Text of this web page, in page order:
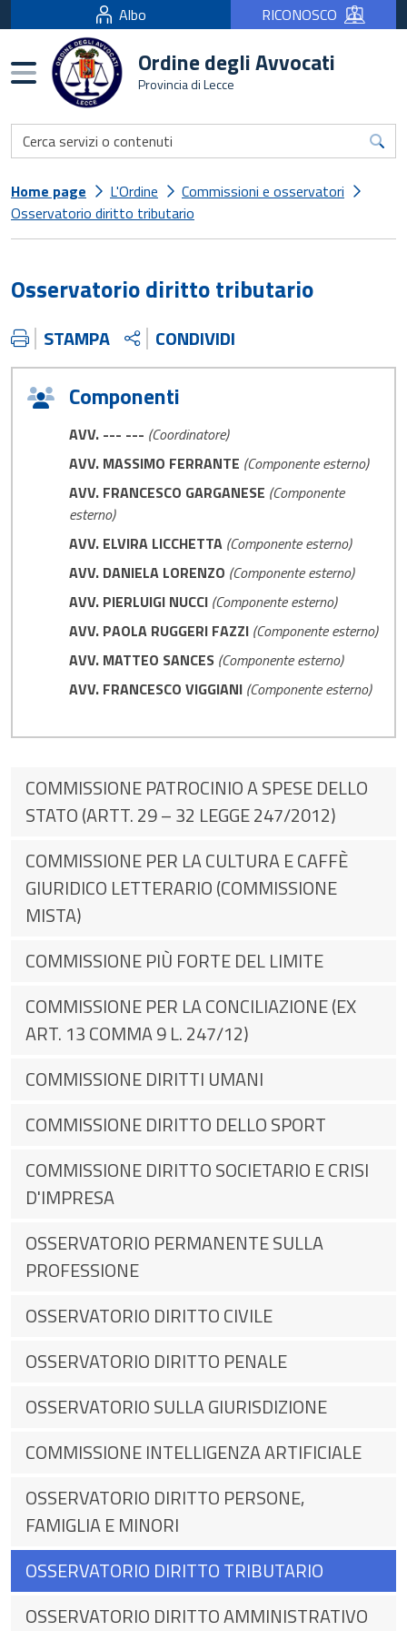
Albo RICONOSCO
Burger menu Ordine degli Avvocati
Provincia di Lecce
Home page L'Ordine
Commissioni e osservatori
Osservatorio diritto tributario
Osservatorio diritto tributario
STAMPA CONDIVIDI
Componenti
AVV. --- --- (Coordinatore)
AVV. MASSIMO FERRANTE (Componente esterno)
AVV. FRANCESCO GARGANESE (Componente
esterno)
AVV. ELVIRA LICCHETTA (Componente esterno)
AVV. DANIELA LORENZO (Componente esterno)
AVV. PIERLUIGI NUCCI (Componente esterno)
AVV. PAOLA RUGGERI FAZZI (Componente esterno)
AVV. MATTEO SANCES (Componente esterno)
AVV. FRANCESCO VIGGIANI (Componente esterno)
COMMISSIONE PATROCINIO A SPESE DELLO
STATO (ARTT. 29 – 32 LEGGE 247/2012)
COMMISSIONE PER LA CULTURA E CAFFÈ
GIURIDICO LETTERARIO (COMMISSIONE
MISTA)
COMMISSIONE PIÙ FORTE DEL LIMITE
COMMISSIONE PER LA CONCILIAZIONE (EX
ART. 13 COMMA 9 L. 247/12)
COMMISSIONE DIRITTI UMANI
COMMISSIONE DIRITTO DELLO SPORT
COMMISSIONE DIRITTO SOCIETARIO E CRISI
D'IMPRESA
OSSERVATORIO PERMANENTE SULLA
PROFESSIONE
OSSERVATORIO DIRITTO CIVILE
OSSERVATORIO DIRITTO PENALE
OSSERVATORIO SULLA GIURISDIZIONE
COMMISSIONE INTELLIGENZA ARTIFICIALE
OSSERVATORIO DIRITTO PERSONE,
FAMIGLIA E MINORI
OSSERVATORIO DIRITTO TRIBUTARIO
OSSERVATORIO DIRITTO AMMINISTRATIVO